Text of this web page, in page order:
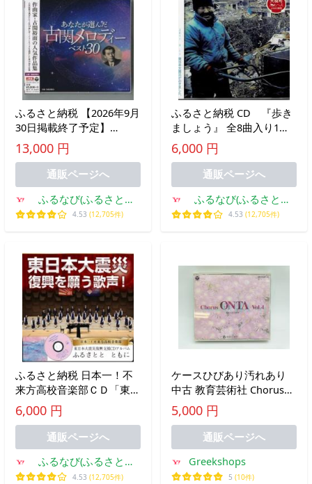
ふるさと納税 【2026年9月
30日掲載終了予定】
No.0655 「あなたが選んだ
古関メロディーベスト
30」（CD2枚組アルバム）
福島県福島市
13,000 円
通販ページへ
ふるなび(ふるさと納
税)
4.53 (12,705件)
ふるさと納税 CD 『歩き
ましょう』 全8曲入り1枚
岩手県大槌町
6,000 円
通販ページへ
ふるなび(ふるさと納
税)
4.53 (12,705件)
ふるさと納税 日本一！不
来方高校音楽部ＣＤ「東日
本大震災復興支援 ふるさ
とと ともに」 岩手県矢
6,000 円
通販ページへ
ふるなび(ふるさと納
税)
4.53 (12,705件)
ケースひびあり汚れあり
中古 教育芸術社 Chorus
ONTA vol.4 CD×4
5,000 円
通販ページへ
Greekshops
5 (10件)